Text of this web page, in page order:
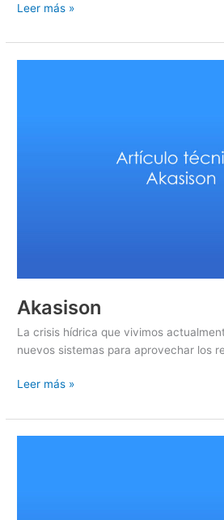
Leer más »
Akasison
La crisis hídrica que vivimos
nuevos sistemas para aprovechar los
Leer más »